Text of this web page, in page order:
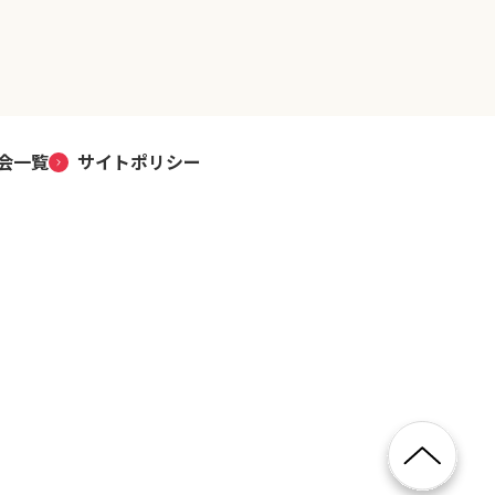
一覧 サイトポリシー